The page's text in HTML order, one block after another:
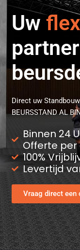
Uw
Direct uw
BEURSSTAND AL
Binnen 24
Offerte
100%
Levertijd
Vraag direct een